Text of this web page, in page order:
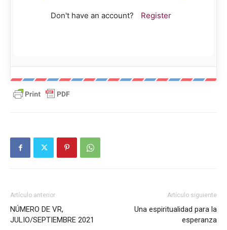
Don't have an account? Register
Artículo anterior
NÚMERO DE VR,
JULIO/SEPTIEMBRE 2021
Artículo siguiente
Una espiritualidad para la
esperanza